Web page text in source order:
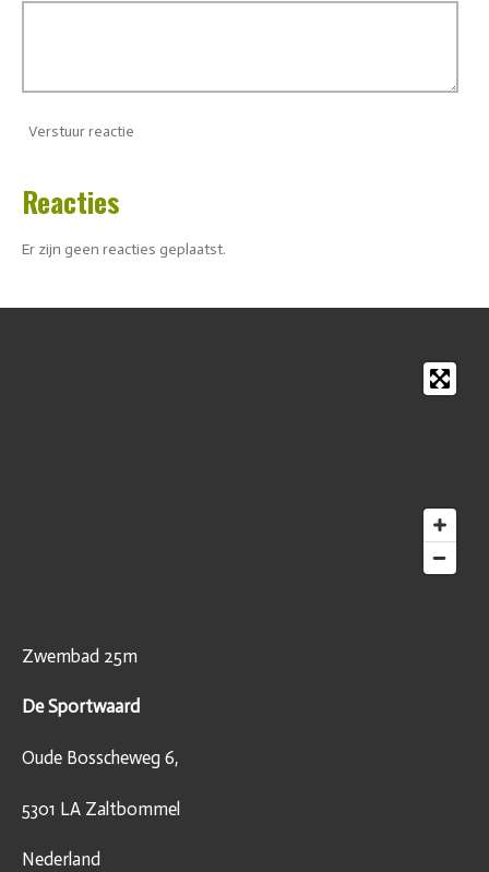
Verstuur reactie
Reacties
Er zijn geen reacties geplaatst.
Zwembad 25m
De Sportwaard
Oude Bosscheweg 6,
5301 LA Zaltbommel
Nederland